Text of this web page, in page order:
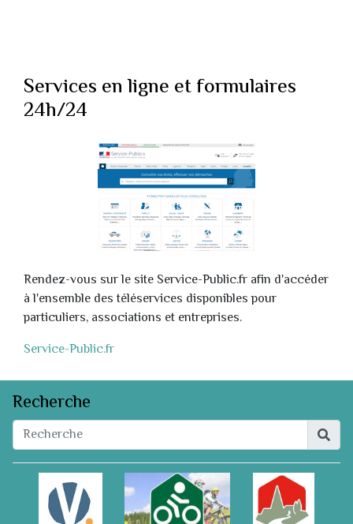
Services en ligne et formulaires
24h/24
Rendez-vous sur le site Service-Public.fr afin d'accéder
à l'ensemble des téléservices disponibles pour
particuliers, associations et entreprises.
Service-Public.fr
Recherche